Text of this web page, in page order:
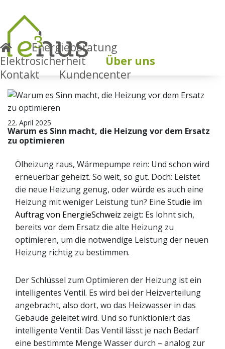
Energieberatung
Elektrosicherheit
Über uns
Kontakt
Kundencenter
Energie-News Artikel
22. April 2025
Warum es Sinn macht, die Heizung vor dem Ersatz
zu optimieren
Ölheizung raus, Wärmepumpe rein: Und schon wird
erneuerbar geheizt. So weit, so gut. Doch: Leistet
die neue Heizung genug, oder würde es auch eine
Heizung mit weniger Leistung tun? Eine Studie im
Auftrag von EnergieSchweiz zeigt: Es lohnt sich,
bereits vor dem Ersatz die alte Heizung zu
optimieren, um die notwendige Leistung der neuen
Heizung richtig zu bestimmen.
Der Schlüssel zum Optimieren der Heizung ist ein
intelligentes Ventil. Es wird bei der Heizverteilung
angebracht, also dort, wo das Heizwasser in das
Gebäude geleitet wird. Und so funktioniert das
intelligente Ventil: Das Ventil lässt je nach Bedarf
eine bestimmte Menge Wasser durch – analog zur